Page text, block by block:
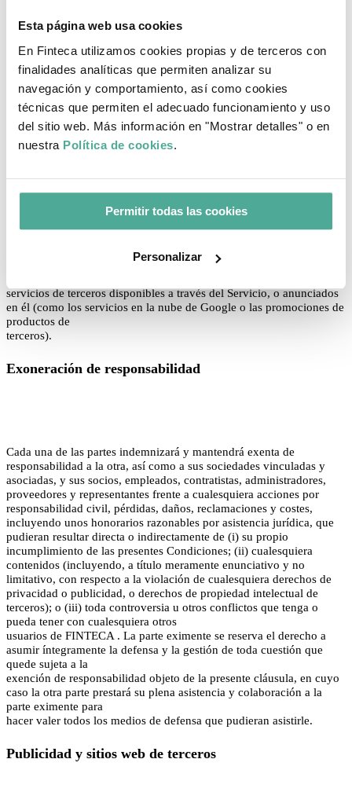
Esta página web usa cookies
En Finteca utilizamos cookies propias y de terceros con
finalidades analíticas que permiten analizar su
navegación y comportamiento, así como cookies
técnicas que permiten el adecuado funcionamiento y uso
del sitio web. Más información en "Mostrar detalles" o en
nuestra Política de cookies.
Permitir todas las cookies
Personalizar
contenido y otros datos de comunicaciones mantenidos o
transmitidos por o mediante el uso de los Servicios; (v) cualquier
error en cualquier contenido o por cualquier pérdida o daño de
cualquier tipo incurrido como resultado de su uso de cualquier
Contenido publicado, enviado por correo electrónico, transmitido, o
puesto a disposición de otro modo a través del Servicio; o (vi)
declaraciones o conducta de cualquier tercero en el Servicio.
responsabilidad por daños indirectos (lucro cesante) ni/o daños
aplicarse a usted. En tales casos, nuestra responsabilidad se limitará
en la máxima medida permitida por la Ley aplicable.
aplicarán a cualquier negligencia grave o conducta dolosa de
FINTECA en la medida en que lo prohíba la ley aplicable. FINTECA
servicios de terceros disponibles a través del Servicio, o anunciados
en él (como los servicios en la nube de Google o las promociones de
productos de
terceros).
Exoneración de responsabilidad
Cada una de las partes indemnizará y mantendrá exenta de
responsabilidad a la otra, así como a sus sociedades vinculadas y
asociadas, y sus socios, empleados, contratistas, administradores,
proveedores y representantes frente a cualesquiera acciones por
responsabilidad civil, pérdidas, daños, reclamaciones y costes,
incluyendo unos honorarios razonables por asistencia jurídica, que
pudieran resultar directa o indirectamente de (i) su propio
incumplimiento de las presentes Condiciones; (ii) cualesquiera
contenidos (incluyendo, a título meramente enunciativo y no
limitativo, con respecto a la violación de cualesquiera derechos de
privacidad o publicidad, o derechos de propiedad intelectual de
terceros); o (iii) toda controversia u otros conflictos que tenga o
pueda tener con cualesquiera otros
usuarios de FINTECA . La parte eximente se reserva el derecho a
asumir íntegramente la defensa y la gestión de toda cuestión que
quede sujeta a la
exención de responsabilidad objeto de la presente cláusula, en cuyo
caso la otra parte prestará su plena asistencia y colaboración a la
parte eximente para
hacer valer todos los medios de defensa que pudieran asistirle.
Publicidad y sitios web de terceros